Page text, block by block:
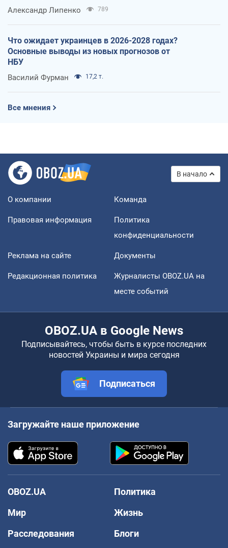
Александр Липенко 789
Что ожидает украинцев в 2026-2028 годах?
Основные выводы из новых прогнозов от
НБУ
Василий Фурман 17,2 т.
Все мнения
В начало
О компании Команда
Правовая информация
Политика
конфиденциальности
Реклама на сайте Документы
Редакционная политика
Журналисты OBOZ.UA на
месте событий
OBOZ.UA в Google News
Подписывайтесь, чтобы быть в курсе последних
новостей Украины и мира сегодня
Подписаться
Загружайте наше приложение
OBOZ.UA
Политика
Мир
Жизнь
Расследования
Блоги